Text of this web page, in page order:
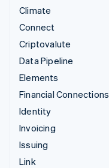
Climate
Connect
Criptovalute
Data Pipeline
Elements
Financial Connections
Identity
Invoicing
Issuing
Link